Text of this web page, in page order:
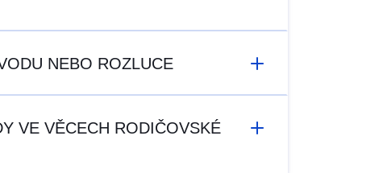
NEBO ROZLUCE
VE VĚCECH RODIČOVSKÉ